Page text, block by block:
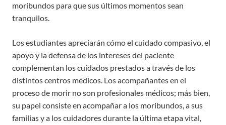
moribundos para que sus últimos momentos sean
tranquilos.
Los estudiantes apreciarán cómo el cuidado compasivo, el
apoyo y la defensa de los intereses del paciente
complementan los cuidados prestados a través de los
distintos centros médicos. Los acompañantes en el
proceso de morir no son profesionales médicos; más bien,
su papel consiste en acompañar a los moribundos, a sus
familias y a los cuidadores durante la última etapa vital,